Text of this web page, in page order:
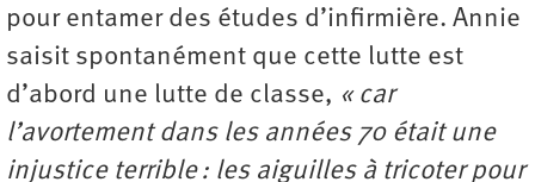
pour entamer des études d’infirmière. Annie
saisit spontanément que cette lutte est
d’abord une lutte de classe, « car
l’avortement dans les années 70 était une
injustice terrible : les aiguilles à tricoter pour